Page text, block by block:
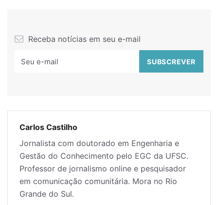
Receba notícias em seu e-mail
Carlos Castilho
Jornalista com doutorado em Engenharia e
Gestão do Conhecimento pelo EGC da UFSC.
Professor de jornalismo online e pesquisador
em comunicação comunitária. Mora no Rio
Grande do Sul.